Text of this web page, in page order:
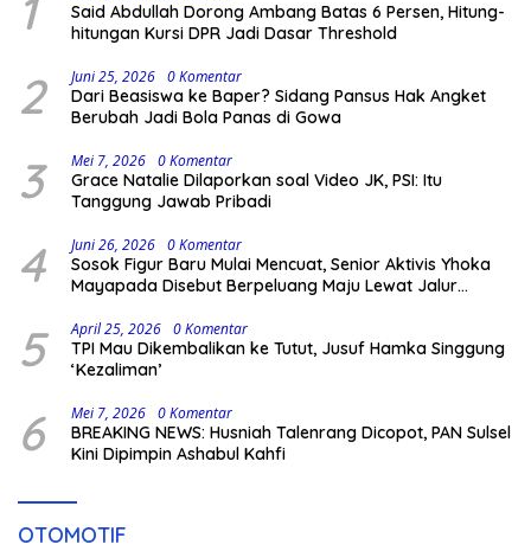
1
Said Abdullah Dorong Ambang Batas 6 Persen, Hitung-
hitungan Kursi DPR Jadi Dasar Threshold
2 Juni 25, 2026 0 Komentar
Dari Beasiswa ke Baper? Sidang Pansus Hak Angket
Berubah Jadi Bola Panas di Gowa
3 Mei 7, 2026 0 Komentar
Grace Natalie Dilaporkan soal Video JK, PSI: Itu
Tanggung Jawab Pribadi
4 Juni 26, 2026 0 Komentar
Sosok Figur Baru Mulai Mencuat, Senior Aktivis Yhoka
Mayapada Disebut Berpeluang Maju Lewat Jalur
5 April 25, 2026 0 Komentar
TPI Mau Dikembalikan ke Tutut, Jusuf Hamka Singgung
‘Kezaliman’
6 Mei 7, 2026 0 Komentar
BREAKING NEWS: Husniah Talenrang Dicopot, PAN Sulsel
Kini Dipimpin Ashabul Kahfi
OTOMOTIF